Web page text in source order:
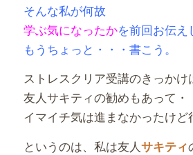
そんな私が何故
学ぶ気になったかを前回お伝え
もうちょっと・・・書こう。
ストレスクリア受講のきっかけ
友人サキティの勧めもあって・
イマイチ気は進まなかったけど
というのは、私は友人サキティ